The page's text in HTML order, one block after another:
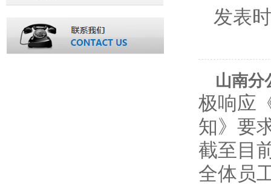
发表
山南分
极响应
知》要
截至目
全体员